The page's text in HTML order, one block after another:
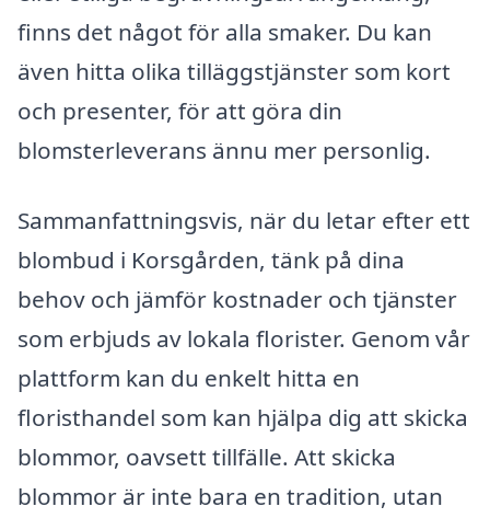
finns det något för alla smaker. Du kan
även hitta olika tilläggstjänster som kort
och presenter, för att göra din
blomsterleverans ännu mer personlig.
Sammanfattningsvis, när du letar efter ett
blombud i Korsgården, tänk på dina
behov och jämför kostnader och tjänster
som erbjuds av lokala florister. Genom vår
plattform kan du enkelt hitta en
floristhandel som kan hjälpa dig att skicka
blommor, oavsett tillfälle. Att skicka
blommor är inte bara en tradition, utan